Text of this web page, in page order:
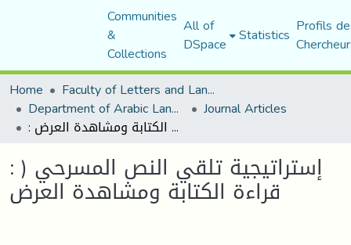
Communities
&
Collections
All of
DSpace Statistics Profils
Home
Faculty of Letters and Languages
Department of Arabic Language and Literature Journal Articles
: إستراتيجية تلقي النص المسرحي ( قراءة الكتابة ومشاهدة العرض
: إستراتيجية تلقي النص المسرحي (
قراءة الكتابة ومشاهدة العرض